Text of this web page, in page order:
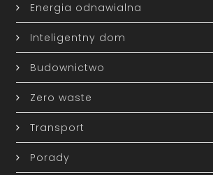
Energia odnawialna
Inteligentny dom
Budownictwo
Zero waste
Transport
Porady